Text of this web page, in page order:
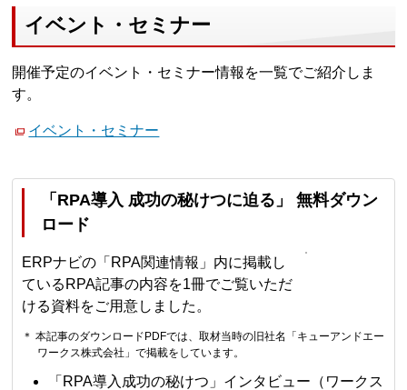
イベント・セミナー
開催予定のイベント・セミナー情報を一覧でご紹介しま
す。
イベント・セミナー
「RPA導入 成功の秘けつに迫る」 無料ダウン
ロード
ERPナビの「RPA関連情報」内に掲載し
ているRPA記事の内容を1冊でご覧いただ
ける資料をご用意しました。
＊ 本記事のダウンロードPDFでは、取材当時の旧社名「キューアンドエー
ワークス株式会社」で掲載をしています。
「RPA導入成功の秘けつ」インタビュー（ワークス